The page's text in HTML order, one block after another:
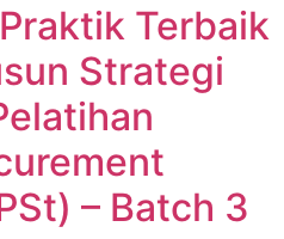
Terbaik
Strategi
– Batch 3